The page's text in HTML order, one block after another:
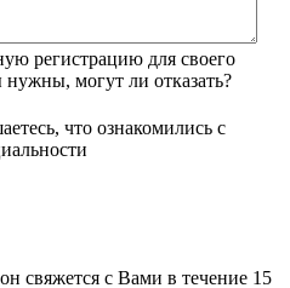
регистрацию для своего
могут ли отказать?
что ознакомились с
свяжется с Вами в течение 15